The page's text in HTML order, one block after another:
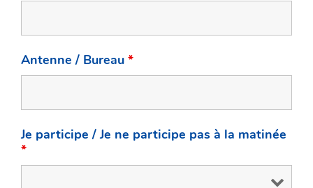
Antenne / Bureau *
Je participe / Je ne participe pas à la matinée
*